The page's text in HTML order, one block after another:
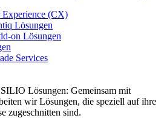
Experience (CX)
Lösungen
on Lösungen
Services
Lösungen: Gemeinsam mit
wir Lösungen, die speziell auf ihre
zugeschnitten sind.